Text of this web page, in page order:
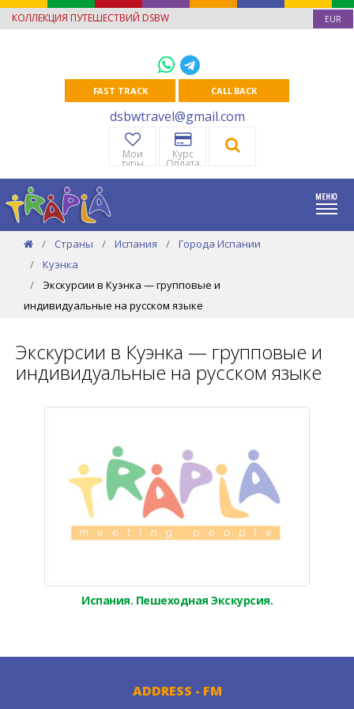
КОЛЛЕКЦИЯ ПУТЕШЕСТВИЙ DSBW EUR
FAST TRACK CALL BACK
dsbwtravel@gmail.com
Мои
туры
Курс
Оплата
Страны Испания
Города Испании
Куэнка
Экскурсии в Куэнка — групповые и
индивидуальные на русском языке
Экскурсии в Куэнка — групповые и
индивидуальные на русском языке
Испания. Пешеходная Экскурсия.
ADDRESS - FM